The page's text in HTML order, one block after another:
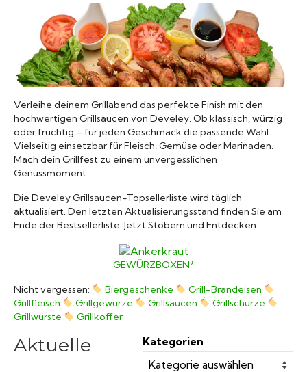
Grillfleisch & Wurst
Grillgewürze
Grillsaucen
Bücher
Verleihe deinem Grillabend das perfekte Finish mit den
hochwertigen Grillsaucen von Develey. Ob klassisch, würzig
oder fruchtig – für jeden Geschmack die passende Wahl.
Vielseitig einsetzbar für Fleisch, Gemüse oder Marinaden.
Mach dein Grillfest zu einem unvergesslichen
Genussmoment.
Die Develey Grillsaucen-Topsellerliste wird täglich
aktualisiert. Den letzten Aktualisierungsstand finden Sie am
Ende der Bestsellerliste. Jetzt Stöbern und Entdecken.
GEWÜRZBOXEN*
Nicht vergessen:
Biergeschenke
Grill-Brandeisen
Grillfleisch
Grillgewürze Grillsaucen
Grillschürze
Grillwürste
Grillkoffer
Kategorien
Aktuelle